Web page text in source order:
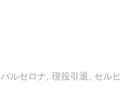
バルセロナ, 現役引退, セルヒ